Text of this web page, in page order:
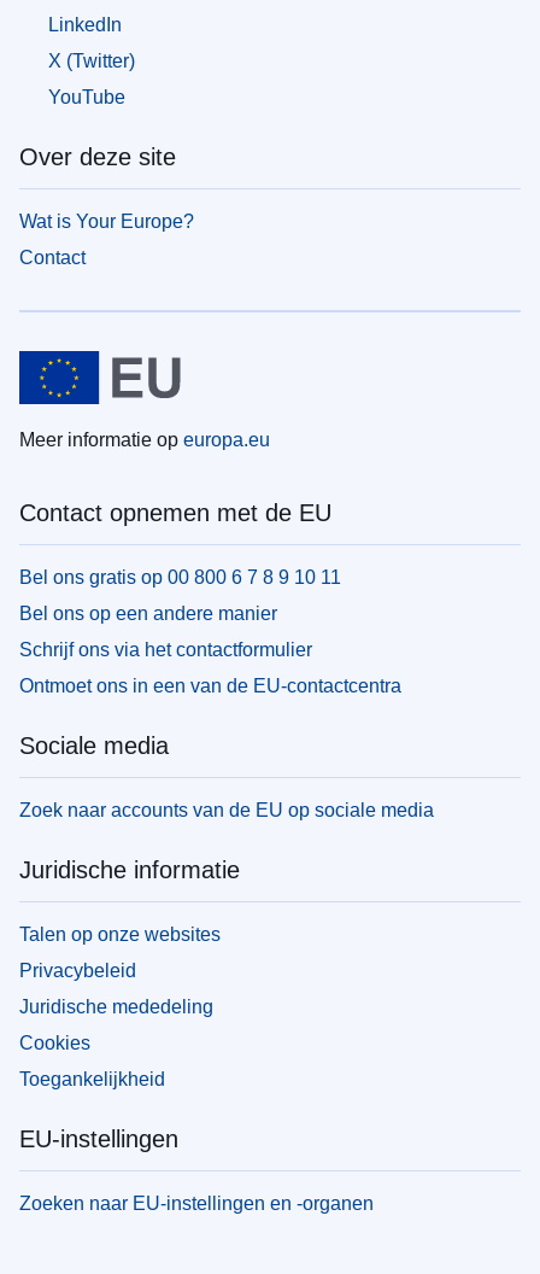
LinkedIn
X (Twitter)
YouTube
Over deze site
Wat is Your Europe?
Contact
Meer informatie op europa.eu
Contact opnemen met de EU
Bel ons gratis op 00 800 6 7 8 9 10 11
Bel ons op een andere manier
Schrijf ons via het contactformulier
Ontmoet ons in een van de EU-contactcentra
Sociale media
Zoek naar accounts van de EU op sociale media
Juridische informatie
Talen op onze websites
Privacybeleid
Juridische mededeling
Cookies
Toegankelijkheid
EU-instellingen
Zoeken naar EU-instellingen en -organen